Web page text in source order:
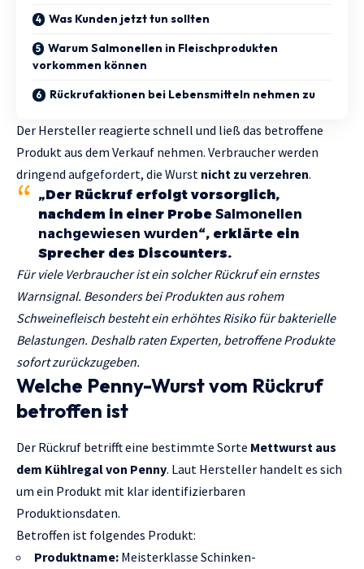
Was Kunden jetzt tun sollten
Warum Salmonellen in Fleischprodukten
vorkommen können
Rückrufaktionen bei Lebensmitteln nehmen zu
Der Hersteller reagierte schnell und ließ das betroffene
Produkt aus dem Verkauf nehmen. Verbraucher werden
dringend aufgefordert, die Wurst nicht zu verzehren.
„Der Rückruf erfolgt vorsorglich,
nachdem in einer Probe Salmonellen
nachgewiesen wurden“, erklärte ein
Sprecher des Discounters.
Für viele Verbraucher ist ein solcher Rückruf ein ernstes
Warnsignal. Besonders bei Produkten aus rohem
Schweinefleisch besteht ein erhöhtes Risiko für bakterielle
Belastungen. Deshalb raten Experten, betroffene Produkte
sofort zurückzugeben.
Welche Penny-Wurst vom Rückruf
betroffen ist
Der Rückruf betrifft eine bestimmte Sorte Mettwurst aus
dem Kühlregal von Penny. Laut Hersteller handelt es sich
um ein Produkt mit klar identifizierbaren
Produktionsdaten.
Betroffen ist folgendes Produkt:
Produktname: Meisterklasse Schinken-